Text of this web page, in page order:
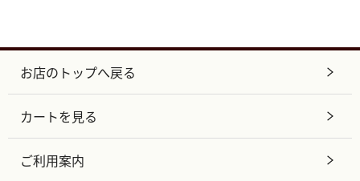
お店のトップへ戻る
カートを見る
ご利用案内